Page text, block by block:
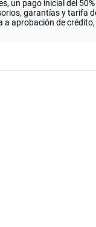
un pago inicial del
garantías y tarifa
aprobación de